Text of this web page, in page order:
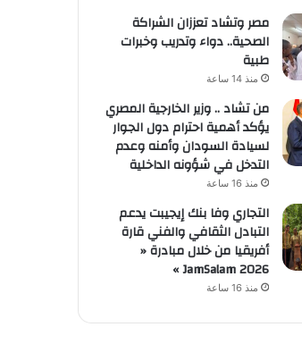
مصر وتشاد تعززان الشراكة
الصحية.. دواء وتدريب وخبرات
طبية
منذ 14 ساعة
من تشاد .. وزير الخارجية المصري
يؤكد أهمية احترام دول الجوار
لسيادة السودان وأمنه وعدم
التدخل في شؤونه الداخلية
منذ 16 ساعة
التجاري وفا بنك إيجيبت يدعم
التبادل الثقافي والفني قارة
أفريقيا من خلال مبادرة «
JamSalam 2026 »
منذ 16 ساعة